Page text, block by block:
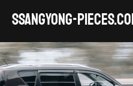
SSANGYONG-